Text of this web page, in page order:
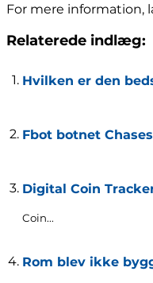
For mere information,
Relaterede indlæg:
Hvilken er den
Fbot botnet
Digital Coin
Coin...
Rom blev ikke